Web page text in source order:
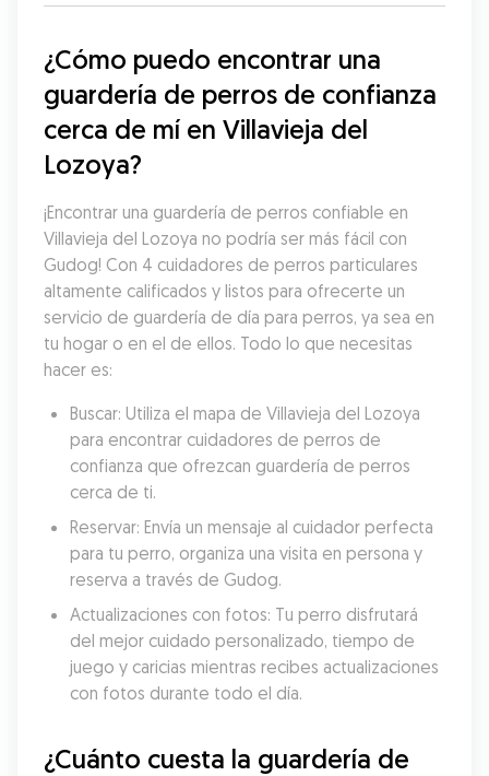
¿Cómo puedo encontrar una
guardería de perros de confianza
cerca de mí en Villavieja del
Lozoya?
¡Encontrar una guardería de perros confiable en
Villavieja del Lozoya no podría ser más fácil con
Gudog! Con 4 cuidadores de perros particulares
altamente calificados y listos para ofrecerte un
servicio de guardería de día para perros, ya sea en
tu hogar o en el de ellos. Todo lo que necesitas
hacer es:
Buscar: Utiliza el mapa de Villavieja del Lozoya
para encontrar cuidadores de perros de
confianza que ofrezcan guardería de perros
cerca de ti.
Reservar: Envía un mensaje al cuidador perfecta
para tu perro, organiza una visita en persona y
reserva a través de Gudog.
Actualizaciones con fotos: Tu perro disfrutará
del mejor cuidado personalizado, tiempo de
juego y caricias mientras recibes actualizaciones
con fotos durante todo el día.
¿Cuánto cuesta la guardería de